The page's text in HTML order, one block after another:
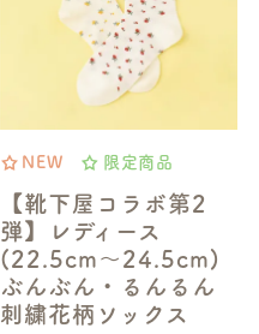
【靴下屋コラボ第2
弾】レディース
(22.5cm～24.5cm)
ぶんぶん・るんるん
刺繍花柄ソックス
NEW 限定商品